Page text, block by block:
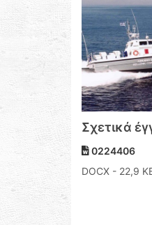
Σχετικά
0224406
DOCX - 22,9